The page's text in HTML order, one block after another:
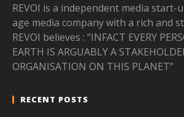
REVOI is a independent media start-
age media company with a rich and
REVOI believes : “INFACT EVERY
EARTH IS ARGUABLY A
ORGANISATION ON THIS PLANET”
RECENT POSTS